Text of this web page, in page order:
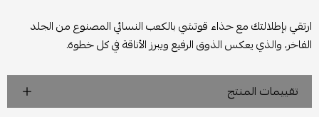
ارتقي بإطلالتك مع حذاء قوتشي بالكعب النسائي المصنوع من الجلد
الفاخر، والذي يعكس الذوق الرفيع ويبرز الأناقة في كل خطوة.
تقييمات المنتج